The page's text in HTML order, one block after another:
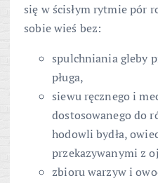
się w ścisłym rytmie pór
sobie wieś bez:
spulchniania gleby
pługa,
siewu ręcznego i
dostosowanego do
hodowli bydła,
przekazywanymi z
zbioru warzyw i